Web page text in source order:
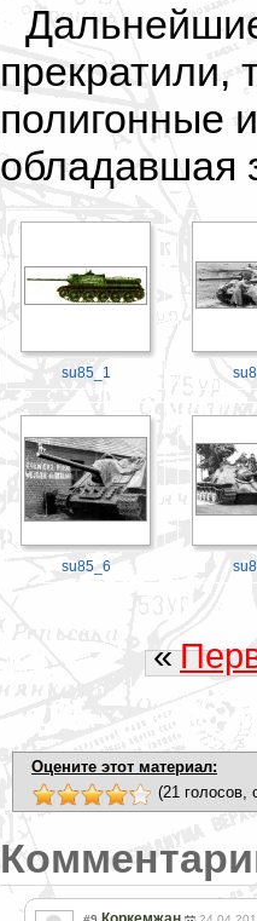
прекратили,
полигонные
обладавшая
su85_1
su85_6
«
Оцените этот материал:
(21 голосов,